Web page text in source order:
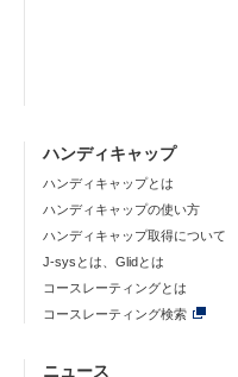
ハンディキャップ
ハンディキャップとは
ハンディキャップの使い方
ハンディキャップ取得について
J-sysとは、Glidとは
コースレーティングとは
コースレーティング検索
ニュース